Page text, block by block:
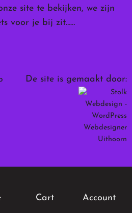
site te bekijken, we zijn
voor je bij zit……
De site is gemaakt door:
Cart Account